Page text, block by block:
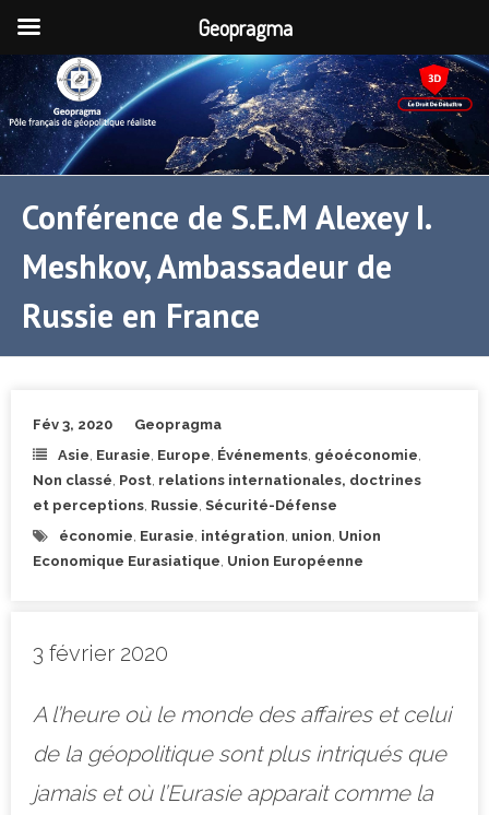
Conférence de S.E.M Alexey I.
Meshkov, Ambassadeur de
Russie en France
Fév 3, 2020
Geopragma
Asie Eurasie Europe Événements géoéconomie
Non classé Post relations internationales, doctrines
et perceptions Russie Sécurité-Défense
économie Eurasie intégration union Union
Economique Eurasiatique Union Européenne
3 février 2020
A l’heure où le monde des affaires et celui
de la géopolitique sont plus intriqués que
jamais et où l’Eurasie apparait comme la
Geopragma